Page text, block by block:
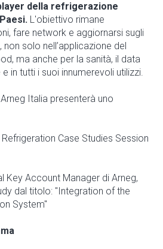
della refrigerazione
L'obiettivo rimane
fare network e aggiornarsi sugli
solo nell’applicazione del
ma anche per la sanità, il data
e in tutti i suoi innumerevoli utilizzi.
Italia presenterà uno
Case Studies Session
Key Account Manager di Arneg,
dal titolo: "Integration of the
System"